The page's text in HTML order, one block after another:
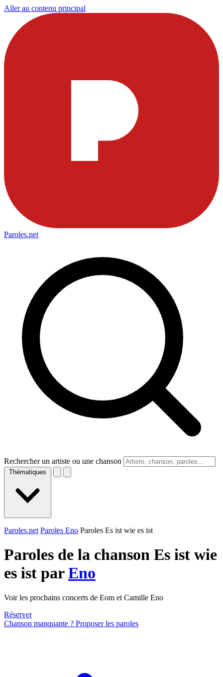
Aller au contenu principal
Paroles.net
Rechercher un artiste ou une chanson
Thématiques
Paroles.net Paroles Eno Paroles Es ist wie es ist
Paroles de la chanson Es ist wie
es ist parEno
Voir les prochains concerts de Eom et Camille Eno
Réserver
Chanson manquante ? Proposer les paroles